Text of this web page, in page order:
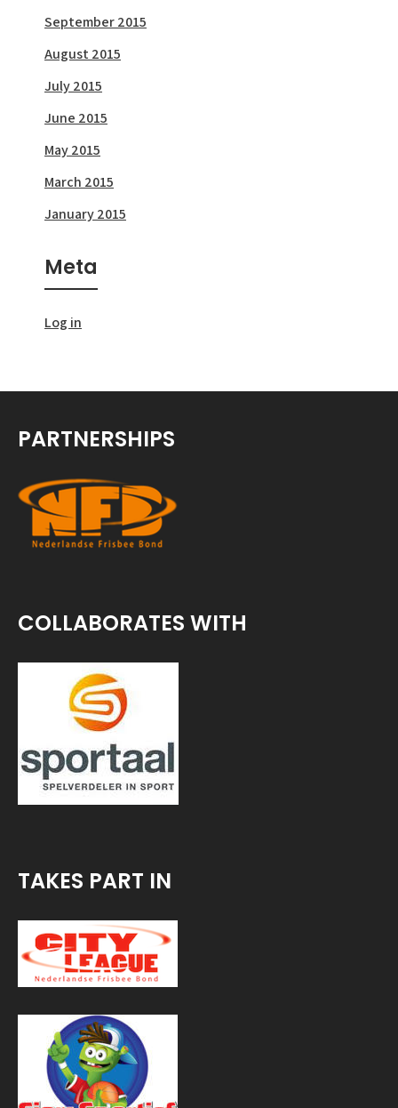
September 2015
August 2015
July 2015
June 2015
May 2015
March 2015
January 2015
Meta
Log in
PARTNERSHIPS
COLLABORATES WITH
TAKES PART IN